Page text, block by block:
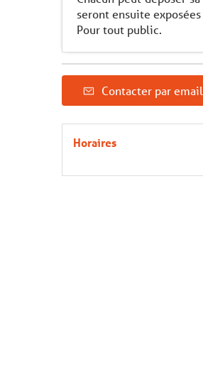
seront ensuite
Pour tout public.
Contacter par email
Horaires